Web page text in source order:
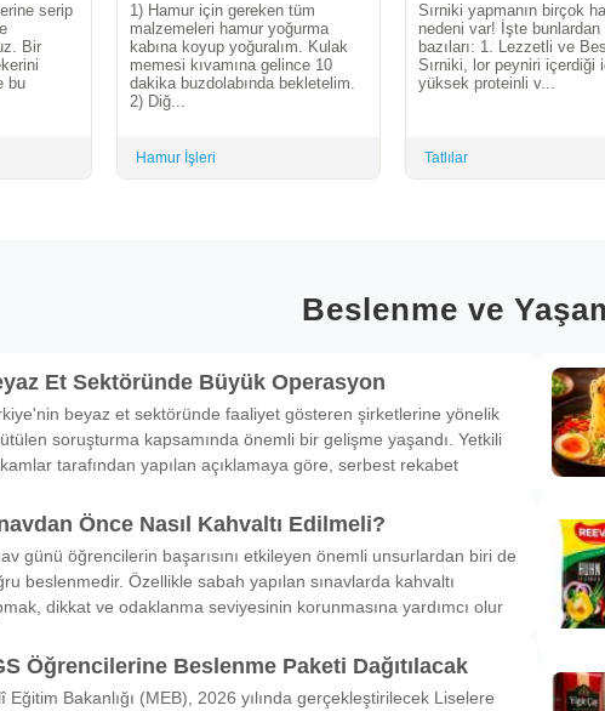
serip
Bir
bu
1) Hamur için gereken tüm
malzemeleri hamur yoğurma
kabına koyup yoğuralım. Kulak
memesi kıvamına gelince 10
dakika buzdolabında bekletelim.
2) Diğ...
Hamur İşleri
Sırniki yapmanın birçok
nedeni var! İşte bunlardan
bazıları: 1. Lezzetli ve
Sırniki, lor peyniri içerdiği
yüksek proteinli v...
Tatlılar
Beslenme ve
Et Sektöründe Büyük Operasyon
beyaz et sektöründe faaliyet gösteren şirketlerine yönelik
soruşturma kapsamında önemli bir gelişme yaşandı. Yetkili
tarafından yapılan açıklamaya göre, serbest rekabet
Önce Nasıl Kahvaltı Edilmeli?
günü öğrencilerin başarısını etkileyen önemli unsurlardan biri de
beslenmedir. Özellikle sabah yapılan sınavlarda kahvaltı
dikkat ve odaklanma seviyesinin korunmasına yardımcı olur
Öğrencilerine Beslenme Paketi Dağıtılacak
Eğitim Bakanlığı (MEB), 2026 yılında gerçekleştirilecek Liselere